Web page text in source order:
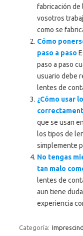
fabricación
vosotros
como se
Cómo
paso a paso
paso a paso
usuario debe
lentes de
¿Cómo usar
que se usan
los tipos de
simplemente
No tengas
tan malo
lentes de
aun tiene
experiencia
Categoría: